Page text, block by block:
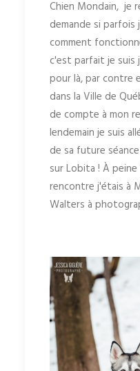
Chien Mondain, je
demande si
comment
c'est parfait je
pour là, par contre
dans la Ville de
de compte à mon
lendemain je suis
de sa future
sur Lobita ! À
rencontre j'étais à
Walters à